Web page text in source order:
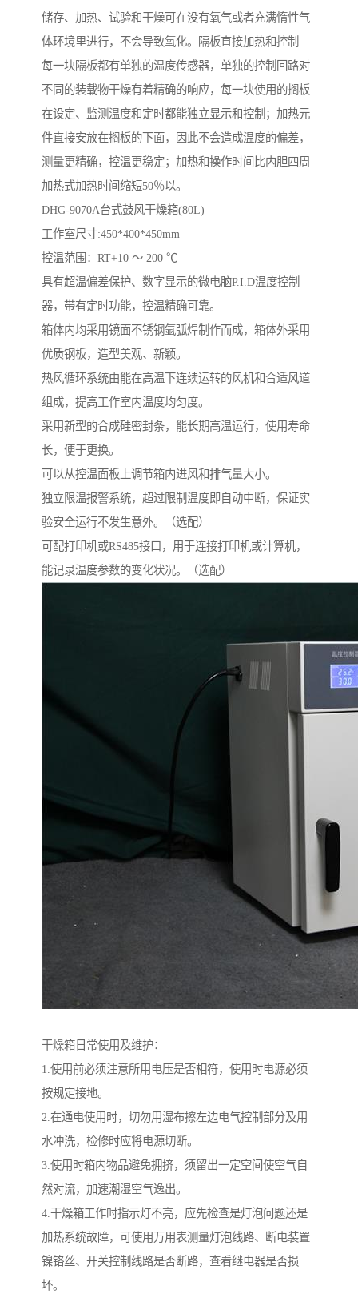
储存、加热、试验和干燥可在没有氧气或者充满惰性气
体环境里进行，不会导致氧化。隔板直接加热和控制
每一块隔板都有单独的温度传感器，单独的控制回路对
不同的装载物干燥有着精确的响应，每一块使用的搁板
在设定、监测温度和定时都能独立显示和控制；加热元
件直接安放在搁板的下面，因此不会造成温度的偏差，
测量更精确，控温更稳定；加热和操作时间比内胆四周
加热式加热时间缩短50％以。
DHG-9070A台式鼓风干燥箱(80L)
工作室尺寸:450*400*450mm
控温范围：RT+10 ～ 200 ℃
具有超温偏差保护、数字显示的微电脑P.I.D温度控制
器，带有定时功能，控温精确可靠。
箱体内均采用镜面不锈钢氩弧焊制作而成，箱体外采用
优质钢板，造型美观、新颖。
热风循环系统由能在高温下连续运转的风机和合适风道
组成，提高工作室内温度均匀度。
采用新型的合成硅密封条，能长期高温运行，使用寿命
长，便于更换。
可以从控温面板上调节箱内进风和排气量大小。
独立限温报警系统，超过限制温度即自动中断，保证实
验安全运行不发生意外。（选配）
可配打印机或RS485接口，用于连接打印机或计算机，
能记录温度参数的变化状况。（选配）
干燥箱日常使用及维护：
1.使用前必须注意所用电压是否相符，使用时电源必须
按规定接地。
2.在通电使用时，切勿用湿布擦左边电气控制部分及用
水冲洗，检修时应将电源切断。
3.使用时箱内物品避免拥挤，须留出一定空间使空气自
然对流，加速潮湿空气逸出。
4.干燥箱工作时指示灯不亮，应先检查是灯泡问题还是
加热系统故障，可使用万用表测量灯泡线路、断电装置
镍铬丝、开关控制线路是否断路，查看继电器是否损
坏。